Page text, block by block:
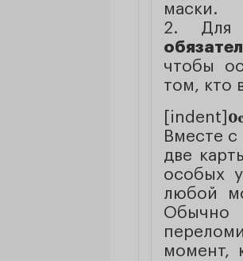
маски.
2. Для
чтобы
том, кто
[indent]
Вместе с
две
особых
любой
Обычно
момент,